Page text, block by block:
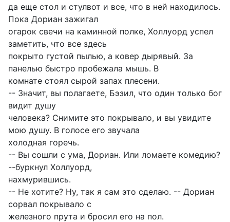
да еще стол и стулвот и все, что в ней находилось.
Пока Дориан зажигал
огарок свечи на каминной полке, Холлуорд успел
заметить, что все здесь
покрыто густой пылью, а ковер дырявый. За
панелью быстро пробежала мышь. В
комнате стоял сырой запах плесени.
-- Значит, вы полагаете, Бэзил, что один только бог
видит душу
человека? Снимите это покрывало, и вы увидите
мою душу. В голосе его звучала
холодная горечь.
-- Вы сошли с ума, Дориан. Или ломаете комедию?
--буркнул Холлуорд,
нахмурившись.
-- Не хотите? Ну, так я сам это сделаю. -- Дориан
сорвал покрывало с
железного прута и бросил его на пол.